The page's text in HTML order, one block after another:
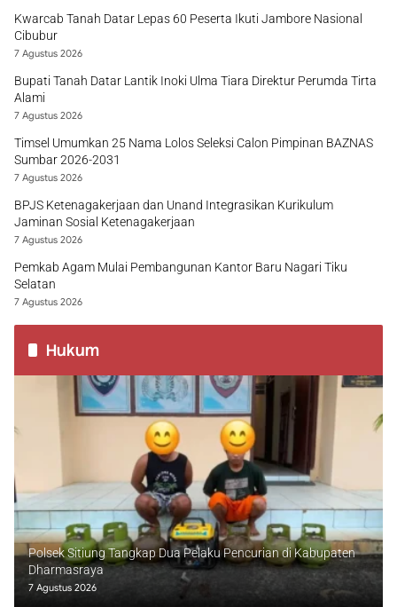
Kwarcab Tanah Datar Lepas 60 Peserta Ikuti Jambore Nasional
Cibubur
7 Agustus 2026
Bupati Tanah Datar Lantik Inoki Ulma Tiara Direktur Perumda Tirta
Alami
7 Agustus 2026
Timsel Umumkan 25 Nama Lolos Seleksi Calon Pimpinan BAZNAS
Sumbar 2026-2031
7 Agustus 2026
BPJS Ketenagakerjaan dan Unand Integrasikan Kurikulum
Jaminan Sosial Ketenagakerjaan
7 Agustus 2026
Pemkab Agam Mulai Pembangunan Kantor Baru Nagari Tiku
Selatan
7 Agustus 2026
Hukum
Polsek Sitiung Tangkap Dua Pelaku Pencurian di Kabupaten
Dharmasraya
7 Agustus 2026